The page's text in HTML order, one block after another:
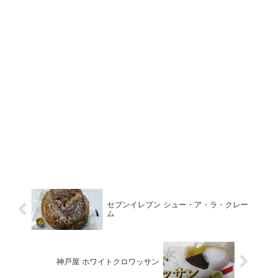
セブンイレブン シュー・ア・ラ・クレー
ム
神戸屋 ホワイトクロワッサン